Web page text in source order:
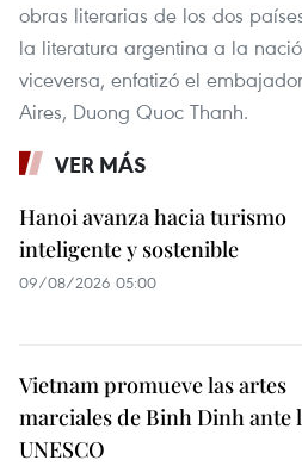
obras literarias de los dos
la literatura argentina a la
viceversa, enfatizó el
Aires, Duong Quoc Thanh.
VER MÁS
Hanoi avanza hacia turismo
inteligente y sostenible
09/08/2026 05:00
Vietnam promueve las artes
marciales de Binh Dinh ante
UNESCO